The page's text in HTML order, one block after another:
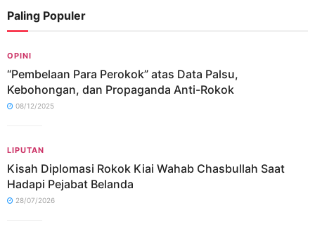
Paling Populer
OPINI
“Pembelaan Para Perokok” atas Data Palsu,
Kebohongan, dan Propaganda Anti-Rokok
08/12/2025
LIPUTAN
Kisah Diplomasi Rokok Kiai Wahab Chasbullah Saat
Hadapi Pejabat Belanda
28/07/2026